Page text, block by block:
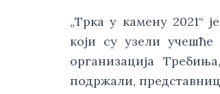
„Трка у камену 2021“
који су узели учешће
организација
подржали,